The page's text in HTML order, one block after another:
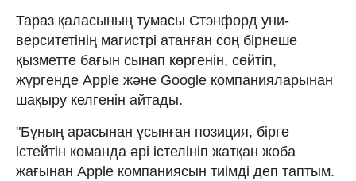
Тараз қаласының тумасы Стэнфорд уни­
верситетінің магистрі атанған соң бірнеше
қызметте бағын сынап көргенін, сөйтіп,
жүргенде Apple және Google компанияларынан
шақыру келгенін айтады.
"Бұның арасынан ұсынған позиция, бірге
істейтін команда әрі істелініп жатқан жоба
жағынан Apple компаниясын тиімді деп таптым.